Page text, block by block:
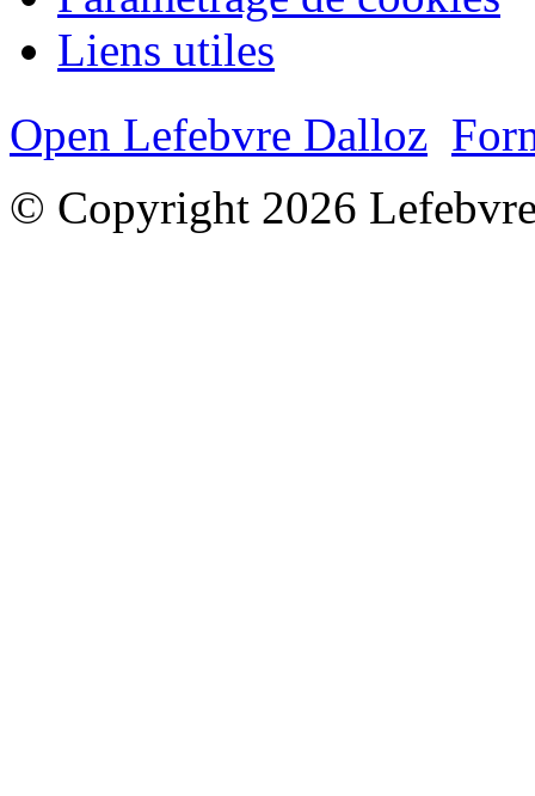
Liens utiles
Open Lefebvre Dalloz
© Copyright 2026